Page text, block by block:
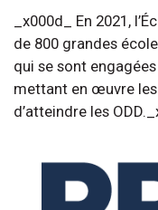
_x000d_ En 2021,
de 800 grandes
qui se sont
mettant en œuvre
d’atteindre les